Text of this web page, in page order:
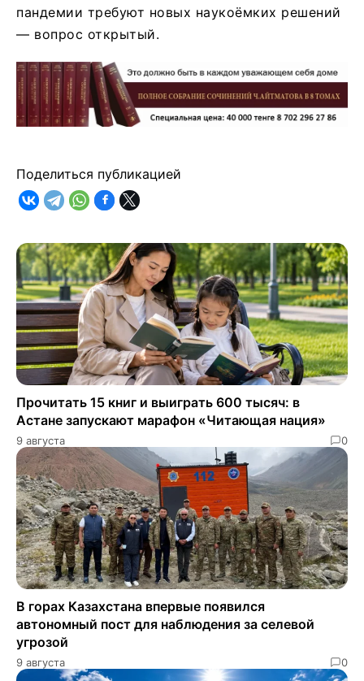
пандемии требуют новых наукоёмких решений
— вопрос открытый.
Поделиться публикацией
Прочитать 15 книг и выиграть 600 тысяч: в
Астане запускают марафон «Читающая нация»
9 августа 0
В горах Казахстана впервые появился
автономный пост для наблюдения за селевой
угрозой
9 августа 0